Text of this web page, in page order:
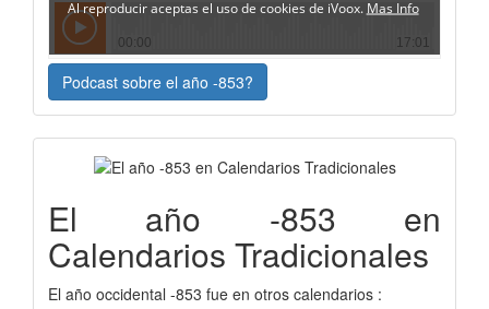
Podcast sobre el año -853?
El año -853 en
Calendarios Tradicionales
El año occidental -853 fue en otros calendarios :